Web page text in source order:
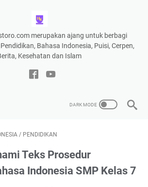
merupakan ajang untuk berbagi
Bahasa Indonesia, Puisi, Cerpen,
Kesehatan dan Islam
/ PENDIDIKAN
Teks Prosedur
Indonesia SMP Kelas 7